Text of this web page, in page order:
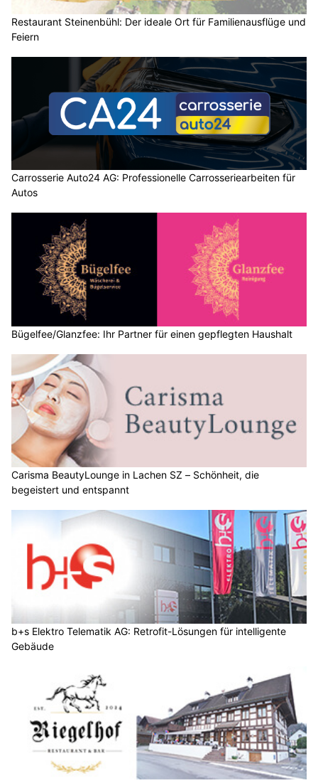
Restaurant Steinenbühl: Der ideale Ort für Familienausflüge und
Feiern
Carrosserie Auto24 AG: Professionelle Carrosseriearbeiten für
Autos
Bügelfee/Glanzfee: Ihr Partner für einen gepflegten Haushalt
Carisma BeautyLounge in Lachen SZ – Schönheit, die
begeistert und entspannt
b+s Elektro Telematik AG: Retrofit-Lösungen für intelligente
Gebäude